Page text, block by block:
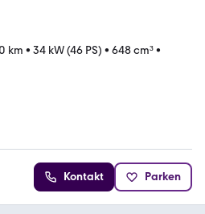
km • 34 kW (46 PS) • 648 cm³•
Kontakt Parken